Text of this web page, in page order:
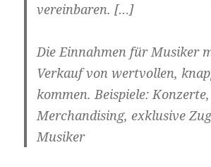
vereinbaren. […]
Die Einnahmen für Musiker
Verkauf von wertvollen,
kommen. Beispiele: Konzerte,
Merchandising, exklusive
Musiker